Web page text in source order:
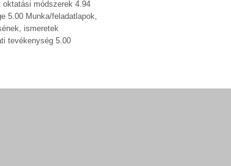
oktatási módszerek 4.94
5.00 Munka/feladatlapok,
ismeretek
tevékenység 5.00